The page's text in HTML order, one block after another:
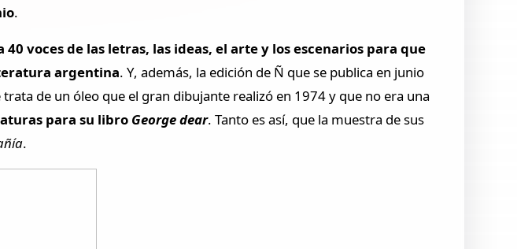
.
voces de las letras, las ideas, el arte y los escenarios para que
argentina. Y, además, la edición de Ñ que se publica en junio
trata de un óleo que el gran dibujante realizó en 1974 y que no era una
para su libro George dear. Tanto es así, que la muestra de sus
.